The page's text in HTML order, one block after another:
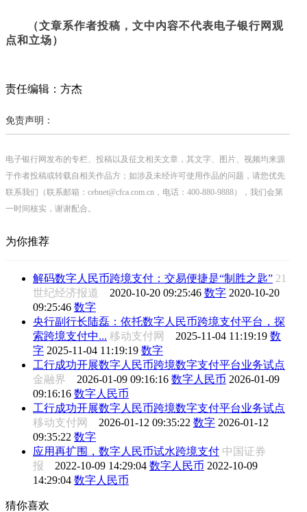
（文章系作者投稿，文中内容不代表电子银行网观
点和立场）
责任编辑：方杰
免责声明：
电子银行网发布的专栏、投稿以及征文相关文章，其文字、图片、视频均来源
于作者投稿或转载自相关作品方；如涉及未经许可使用作品的问题，请您优先
联系我们（联系邮箱：cebnet@cfca.com.cn，电话：400-880-9888），我们会第
一时间核实，谢谢配合。
为你推荐
解码数字人民币跨境支付：交易便捷是“制胜之匙” 21
世纪经济报道 2020-10-20 09:25:46 数字 2020-10-20
09:25:46 数字
央行副行长陆磊：依托数字人民币跨境支付平台，探
索跨境支付中... 移动支付网 2025-11-04 11:19:19 数
字 2025-11-04 11:19:19 数字
工行成功开展数字人民币跨境数字支付平台业务试点
金融界 2026-01-09 09:16:16 数字人民币 2026-01-09
09:16:16 数字人民币
工行成功开展数字人民币跨境数字支付平台业务试点
移动支付网 2026-01-12 09:35:22 数字 2026-01-12
09:35:22 数字
应用再扩围，数字人民币试水跨境支付 中国证券
报 2022-10-09 14:29:04 数字人民币 2022-10-09
14:29:04 数字人民币
猜你喜欢